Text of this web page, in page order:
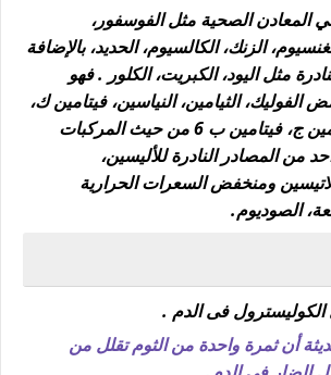
المعادن الصحية مثل الفوسفور،
الزنك، الكالسيوم، الحديد، بالإضافة
مثل اليود، الكبريت، الكلور . فهو
الثيامين، النياسين، فيتامين ك،
فيتامين أ، فيتامين ج، فيتامين ب 6 من حيث المركبات
من المصادر النادرة للأليسين،
اللاتيسين ومنخفض السعرات الحرارية
الصوديوم.
فى الدم .
أن ثمرة واحدة من الثوم تقلل من